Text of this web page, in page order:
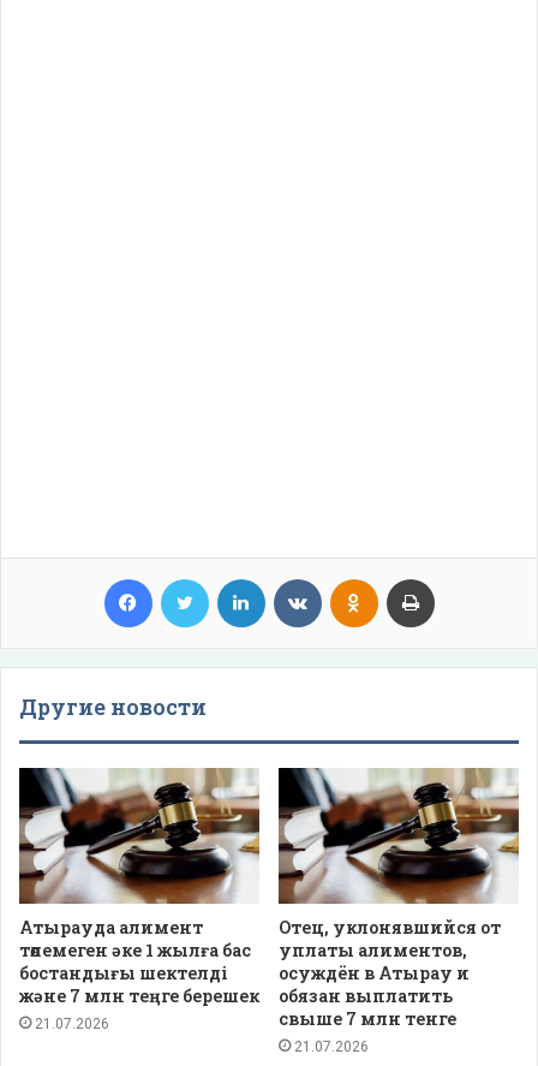
Facebook Twitter LinkedIn VKontakteOdnoklassniki
Другие новости
Атырауда алимент
төлемеген әке 1 жылға бас
бостандығы шектелді
және 7 млн теңге берешек
21.07.2026
Отец, уклонявшийся от
уплаты алиментов,
осуждён в Атырау и
обязан выплатить
свыше 7 млн тенге
21.07.2026